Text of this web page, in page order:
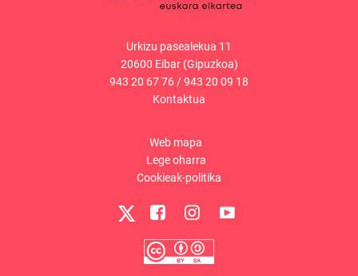
Urkizu pasealekua 11
20600 Eibar (Gipuzkoa)
943 20 67 76 /943 20 09 18
Kontaktua
Web mapa
Lege oharra
Cookieak-politika